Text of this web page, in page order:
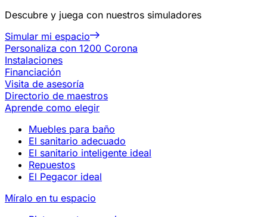
Descubre y juega con nuestros simuladores
Simular mi espacio
Personaliza con 1200 Corona
Instalaciones
Financiación
Visita de asesoría
Directorio de maestros
Aprende como elegir
Muebles para baño
El sanitario adecuado
El sanitario inteligente ideal
Repuestos
El Pegacor ideal
Míralo en tu espacio